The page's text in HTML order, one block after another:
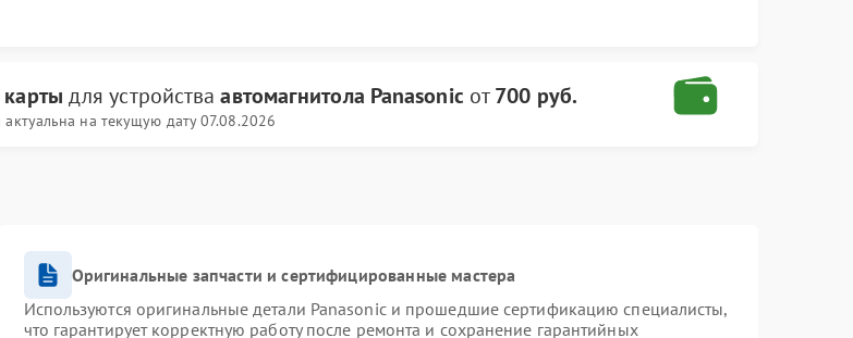
для устройстваавтомагнитола Panasonic от700 руб.
актуальна на текущую дату 07.08.2026
Оригинальные запчасти и сертифицированные мастера
Используются оригинальные детали Panasonic и прошедшие сертификацию специалисты,
что гарантирует корректную работу после ремонта и сохранение гарантийных